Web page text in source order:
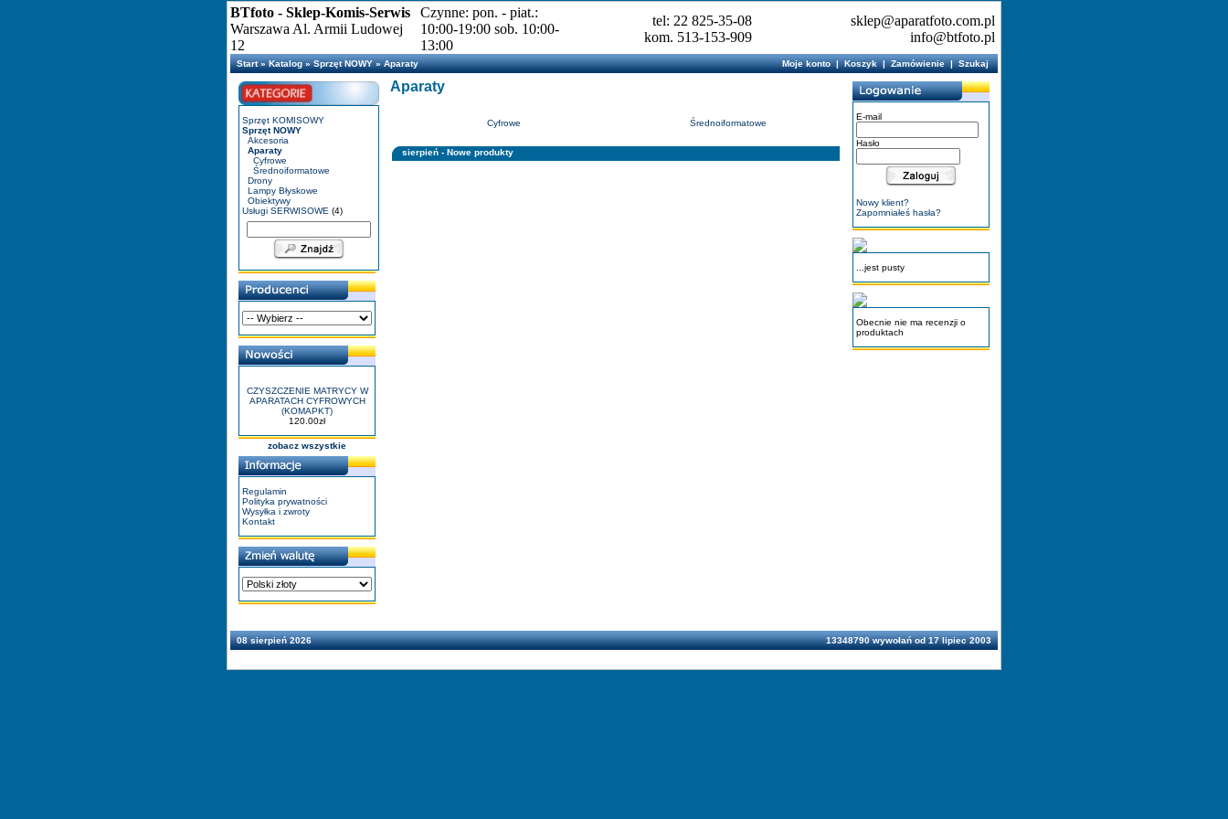
BTfoto - Sklep-Komis-Serwis
Warszawa Al. Armii Ludowej
12
Czynne: pon. - piat.:
10:00-19:00 sob. 10:00-
13:00
tel: 22 825-35-08
kom. 513-153-909
sklep@aparatfoto.com.pl
info@btfoto.pl
Start»Katalog»Sprzęt NOWY»Aparaty Moje konto|Koszyk|Zamówienie|Szukaj
Sprzęt KOMISOWY
Sprzęt NOWY
Akcesoria
Aparaty
Cyfrowe
Średnoiformatowe
Drony
Lampy Błyskowe
Obiektywy
Usługi SERWISOWE (4)
CZYSZCZENIE MATRYCY W
APARATACH CYFROWYCH
(KOMAPKT)
120.00zł
zobacz wszystkie
Regulamin
Polityka prywatności
Wysyłka i zwroty
Kontakt
Aparaty
Cyfrowe Średnoiformatowe
sierpień - Nowe produkty
E-mail
Hasło
Nowy klient?
Zapomniałeś hasła?
...jest pusty
Obecnie nie ma recenzji o
produktach
08 sierpień 2026 13348790 wywołań od 17 lipiec 2003